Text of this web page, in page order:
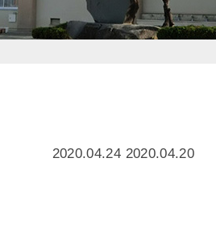
2020.04.24 2020.04.20